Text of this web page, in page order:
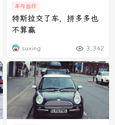
车与出行
特斯拉交了车，拼多多也
不算赢
suxing 3,342